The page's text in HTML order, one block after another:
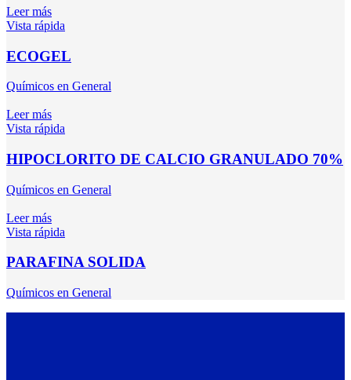
Leer más
Vista rápida
ECOGEL
Químicos en General
Leer más
Vista rápida
HIPOCLORITO DE CALCIO GRANULADO 70%
Químicos en General
Leer más
Vista rápida
PARAFINA SOLIDA
Químicos en General